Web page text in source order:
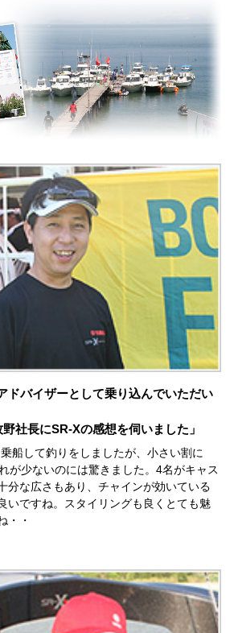
ドバイザーとして乗り込んでいただい
野社長にSR-Xの感想を伺いました」
船して釣りをしましたが、小さい割に
が少ないのには驚きました。4名がキャス
分な広さもあり、チャインが効いている
いですね。スタイリングも良くとても魅
・・